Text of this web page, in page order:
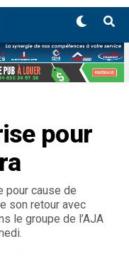
pour
pour cause de
son retour avec
le groupe de l’AJA